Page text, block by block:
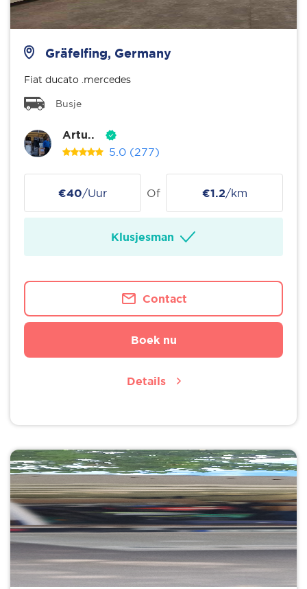
Gräfelfing, Germany
Fiat ducato .mercedes
Busje
Artu..
5.0 (277)
€40/Uur Of €1.2/km
Klusjesman
Contact
Boek nu
Details